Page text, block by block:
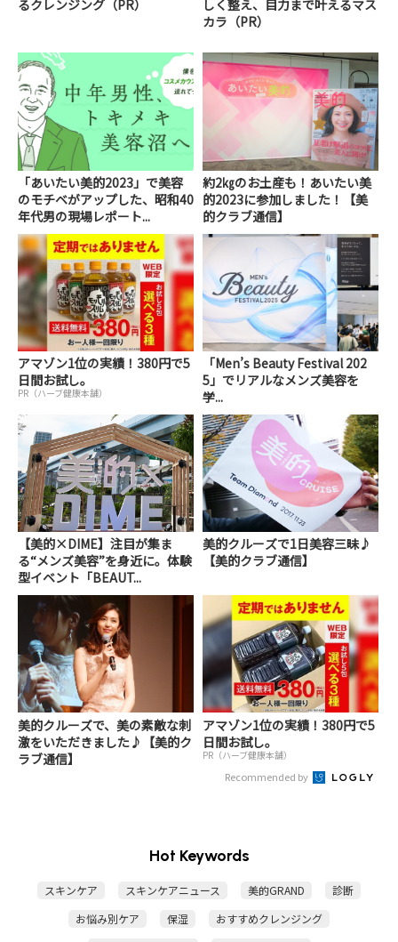
るクレンジング（PR）
しく整え、目力まで叶えるマス
カラ（PR）
「あいたい美的2023」で美容
のモチベがアップした、昭和40
年代男の現場レポート...
約2㎏のお土産も！あいたい美
的2023に参加しました！【美
的クラブ通信】
アマゾン1位の実績！380円で5
日間お試し。
PR（ハーブ健康本舗）
「Men’s Beauty Festival 202
5」でリアルなメンズ美容を
学...
【美的×DIME】注目が集ま
る“メンズ美容”を身近に。体験
型イベント「BEAUT...
美的クルーズで1日美容三昧♪
【美的クラブ通信】
美的クルーズで、美の素敵な刺
激をいただきました♪【美的ク
ラブ通信】
アマゾン1位の実績！380円で5
日間お試し。
PR（ハーブ健康本舗）
Recommended by
Hot Keywords
スキンケア スキンケアニュース 美的GRAND
診断
お悩み別ケア
保湿
おすすめクレンジング